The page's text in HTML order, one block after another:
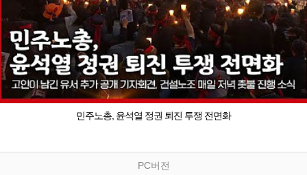
민주노총, 윤석열 정권 퇴진 투쟁 전면화
PC버전